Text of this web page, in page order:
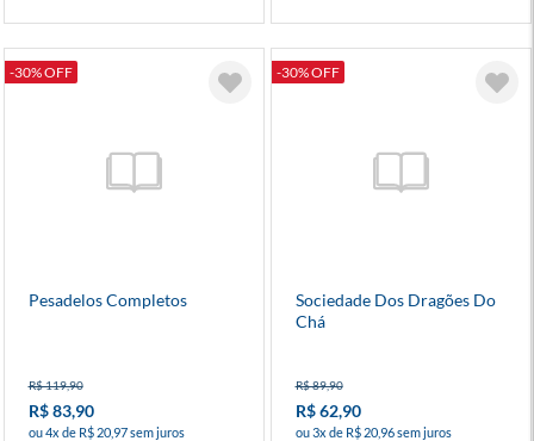
-30% OFF
Pesadelos Completos
R$ 119,90
R$ 83,90
ou 4x de R$ 20,97 sem juros
-30% OFF
Sociedade Dos Dragões Do
Chá
R$ 89,90
R$ 62,90
ou 3x de R$ 20,96 sem juros